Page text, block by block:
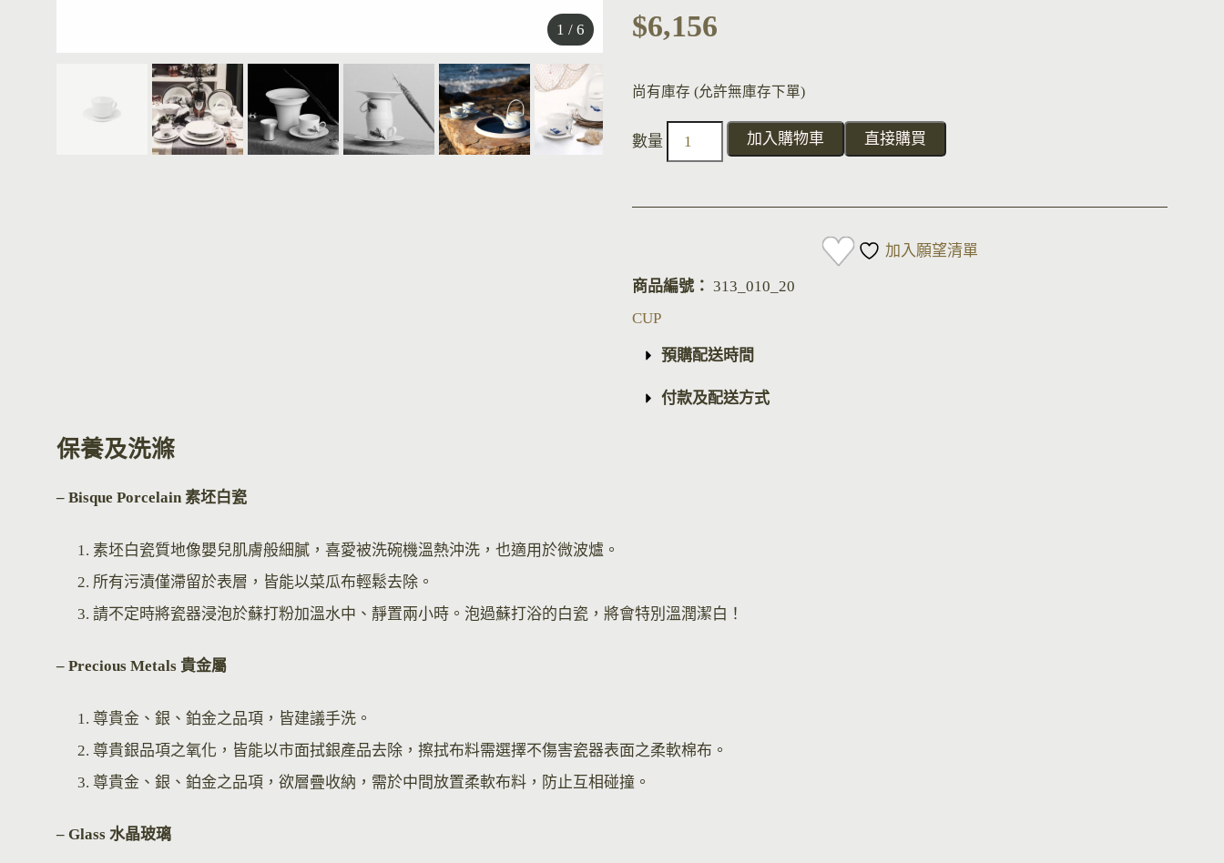
1 / 6 $6,156
尚有庫存 (允許無庫存下單)
加入購物車 直接購買
加入願望清單
商品編號：313_010_20
CUP
預購配送時間
付款及配送方式
保養及洗滌
– Bisque Porcelain 素坯白瓷
素坯白瓷質地像嬰兒肌膚般細膩，喜愛被洗碗機溫熱沖洗，也適用於微波爐。
所有污漬僅滯留於表層，皆能以菜瓜布輕鬆去除。
請不定時將瓷器浸泡於蘇打粉加溫水中、靜置兩小時。泡過蘇打浴的白瓷，將會特別溫潤潔白！
– Precious Metals 貴金屬
尊貴金、銀、鉑金之品項，皆建議手洗。
尊貴銀品項之氧化，皆能以市面拭銀產品去除，擦拭布料需選擇不傷害瓷器表面之柔軟棉布。
尊貴金、銀、鉑金之品項，欲層疊收納，需於中間放置柔軟布料，防止互相碰撞。
– Glass 水晶玻璃